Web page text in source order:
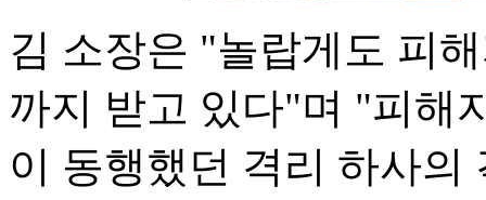
김 소장은 "놀랍게도 피
까지 받고 있다"며 "피해
이 동행했던 격리 하사의